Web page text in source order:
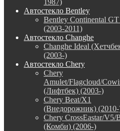
Автостекло Bentley
Bentley Continental
(2003-2011)
Автостекло Changhe
Changhe Ideal
(2003-)
Автостекло Chery
Chery
Amulet/Flagcloud/
(Лифтбек) (2003-)
Chery Beat/X1
(Внедорожник)
Chery CrossEastar/V5/
(Комби) (2006-)